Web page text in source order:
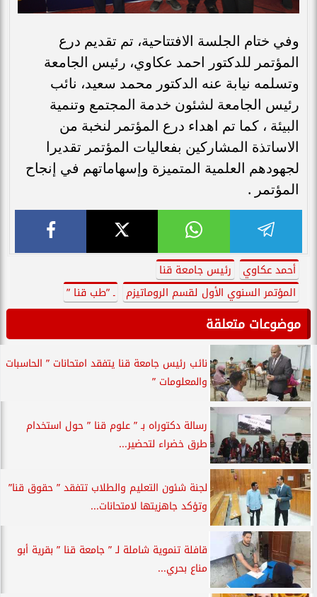
وفي ختام الجلسة الافتتاحية، تم تقديم درع
المؤتمر للدكتور احمد عكاوي، رئيس الجامعة
وتسلمه نيابة عنه الدكتور محمد سعيد، نائب
رئيس الجامعة لشئون خدمة المجتمع وتنمية
البيئة ، كما تم اهداء درع المؤتمر لنخبة من
الاساتذة المشاركين بفعاليات المؤتمر تقديرا
لجهودهم العلمية المتميزة وإسهاماتهم في إنجاح
المؤتمر .
أحمد عكاوي
رئيس جامعة قنا
المؤتمر السنوي الأول لقسم الروماتيزم
ـ ”طب قنا ”
موضوعات متعلقة
نائب رئيس جامعة قنا يتفقد امتحانات ” الحاسبات
والمعلومات ”
رسالة دكتوراه بـ ” علوم قنا ” حول استخدام
طرق خضراء لتحضير...
لجنة شئون التعليم والطلاب تتفقد ” حقوق قنا”
وتؤكد جاهزيتها لامتحانات...
قافلة تنموية شاملة لـ ” جامعة قنا ” بقرية أبو
مناع بحري...